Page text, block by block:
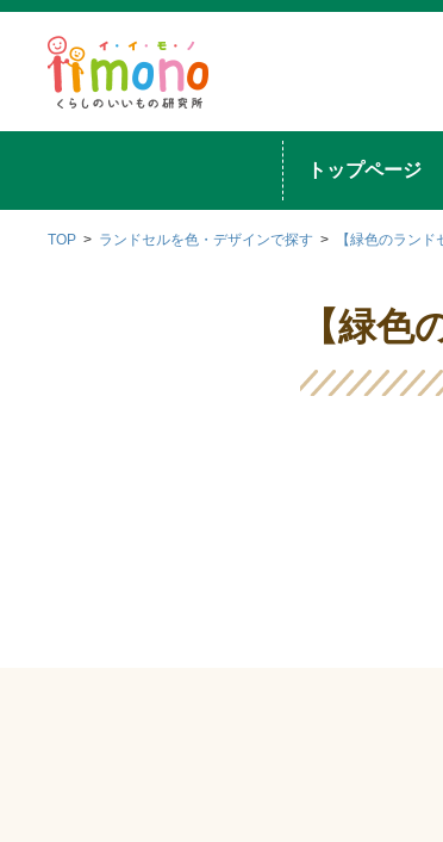
トップページ
TOP ランドセルを色・デザインで探す 【緑色のランド
【緑色